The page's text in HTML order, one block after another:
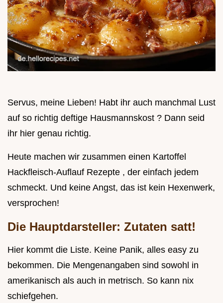
Servus, meine Lieben! Habt ihr auch manchmal Lust
auf so richtig deftige Hausmannskost ? Dann seid
ihr hier genau richtig.
Heute machen wir zusammen einen Kartoffel
Hackfleisch-Auflauf Rezepte , der einfach jedem
schmeckt. Und keine Angst, das ist kein Hexenwerk,
versprochen!
Die Hauptdarsteller: Zutaten satt!
Hier kommt die Liste. Keine Panik, alles easy zu
bekommen. Die Mengenangaben sind sowohl in
amerikanisch als auch in metrisch. So kann nix
schiefgehen.